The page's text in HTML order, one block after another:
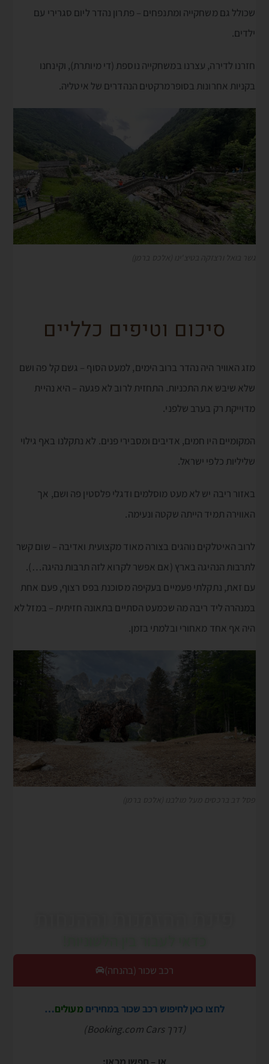
שכולל גם משחקייה ומתנפחים – פתרון נהדר ליום סגרירי עם
ילדים.
חזרנו לדירה, עצרנו במשחקייה נוספת (די מיותרת), וקינחנו
בקניות אחרונות בסופרמרקטים הנהדרים של איטליה.
סיכום וטיפים כלליים
מזג האוויר היה נהדר ברוב הימים, למעט הסוף – גשם קל פה ושם
שלא שיבש את התכניות. התחזית לרוב לא פגעה – היא נהיית
מדוייקת רק בערב שלפני.
המקומיים היו חמים, אדיבים ומסבירי פנים. לא נתקלנו באף גילוי
שליליות כלפי ישראל.
באזור ריבה יש לא מעט מוסלמים ודגלי פלסטין פה ושם, אך
האווירה תמיד הייתה שקטה ונעימה.
לרוב האיטלקים נוהגים בצורה מאוד מקצועית ואדיבה – שום קשר
לתרבות הנהיגה בארץ (אם אפשר לקרוא לזה תרבות נהיגה…).
עם זאת, נתקלתי פעמיים בעקיפה מסוכנת בפס רצוף, פעם אחת
במנהרה ליד ריבה מה שכמעט הסתיים בתאונה חזיתית – במזל לא
היה אף אחד מאחורי ובלמתי בזמן.
רכב שכור (בהנחה)
לחצו כאן לחיפוש רכב שכור במחירים מעולים…
(דרך Booking.com Cars)